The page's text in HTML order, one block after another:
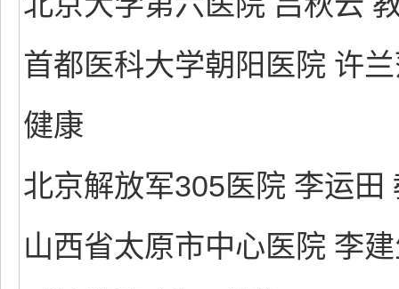
首都医科大学朝阳医院 许
健康
北京解放军305医院 李运
山西省太原市中心医院 李